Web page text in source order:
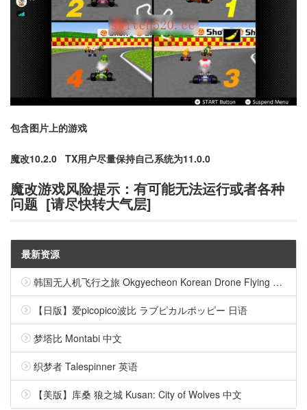
包含图片上的游戏
魔改10.2.0 TX用户尽量保持自己系统为11.0.0
魔改游戏风险提示：有可能无法运行或者各种
问题 [请尽快转大气层]
最新资源
韩国无人机飞行之旅 Okgyecheon Korean Drone Flying Tour Okgyecheon 中文
【日版】爱picopico波比 ラブピカルポッピー 日语
梦塔比 Montabi 中文
织梦者 Talespinner 英语
【美版】库桑 狼之城 Kusan: City of Wolves 中文